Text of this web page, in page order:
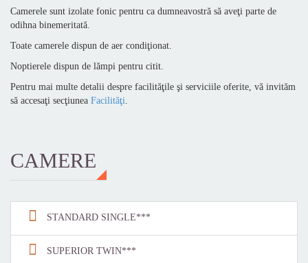
Camerele sunt izolate fonic pentru ca dumneavostră să aveţi parte de
odihna binemeritată.
Toate camerele dispun de aer condiţionat.
Noptierele dispun de lămpi pentru citit.
Pentru mai multe detalii despre facilităţile şi serviciile oferite, vă invităm
să accesaţi secţiunea Facilităţi.
CAMERE
STANDARD SINGLE***
SUPERIOR TWIN***